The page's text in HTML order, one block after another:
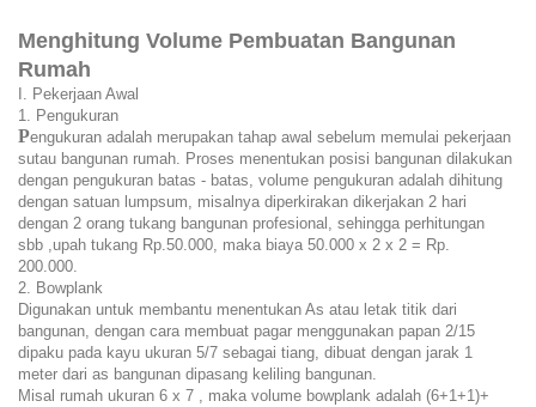
Menghitung Volume Pembuatan Bangunan
Rumah
I. Pekerjaan Awal
1. Pengukuran
Pengukuran adalah merupakan tahap awal sebelum memulai pekerjaan
sutau bangunan rumah. Proses menentukan posisi bangunan dilakukan
dengan pengukuran batas - batas, volume pengukuran adalah dihitung
dengan satuan lumpsum, misalnya diperkirakan dikerjakan 2 hari
dengan 2 orang tukang bangunan profesional, sehingga perhitungan
sbb ,upah tukang Rp.50.000, maka biaya 50.000 x 2 x 2 = Rp.
200.000.
2. Bowplank
Digunakan untuk membantu menentukan As atau letak titik dari
bangunan, dengan cara membuat pagar menggunakan papan 2/15
dipaku pada kayu ukuran 5/7 sebagai tiang, dibuat dengan jarak 1
meter dari as bangunan dipasang keliling bangunan.
Misal rumah ukuran 6 x 7 , maka volume bowplank adalah (6+1+1)+